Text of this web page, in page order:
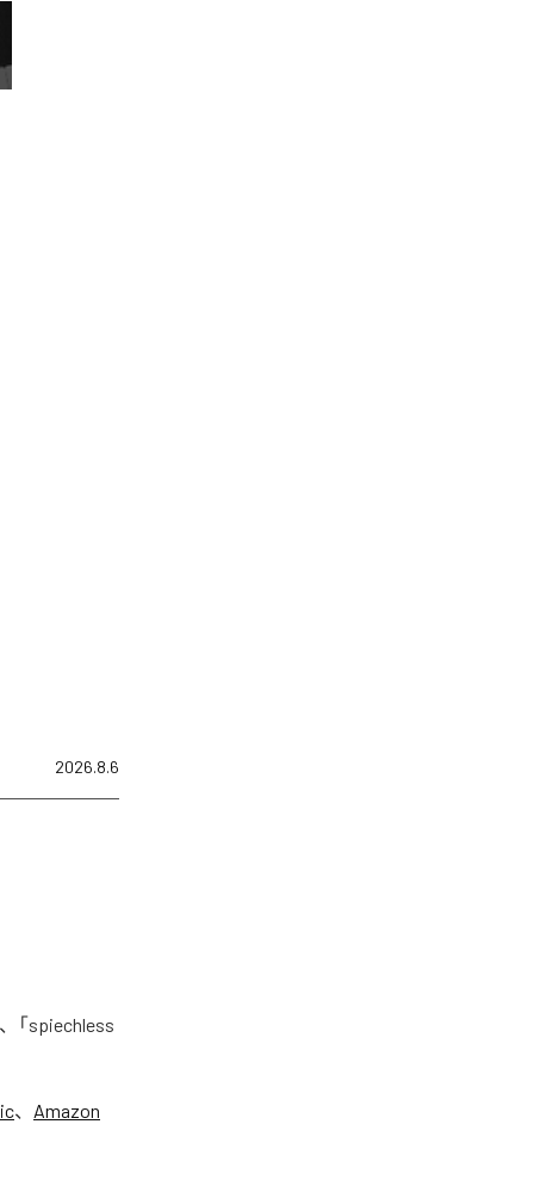
2026.8.6
「spiechless
、 Amazon